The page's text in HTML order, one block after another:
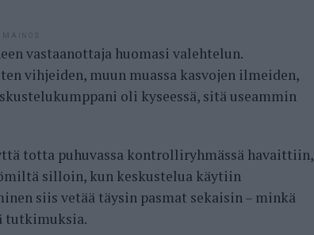
MAINOS
vastaanottaja huomasi valehtelun.
vihjeiden, muun muassa kasvojen ilmeiden,
oli kyseessä, sitä useammin
totta puhuvassa kontrolliryhmässä havaittiin,
silloin, kun keskustelua käytiin
siis vetää täysin pasmat sekaisin – minkä
tutkimuksia.